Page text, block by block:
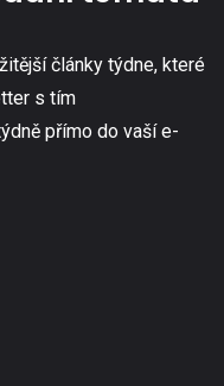
články týdne, které
s tím
přímo do vaší e-